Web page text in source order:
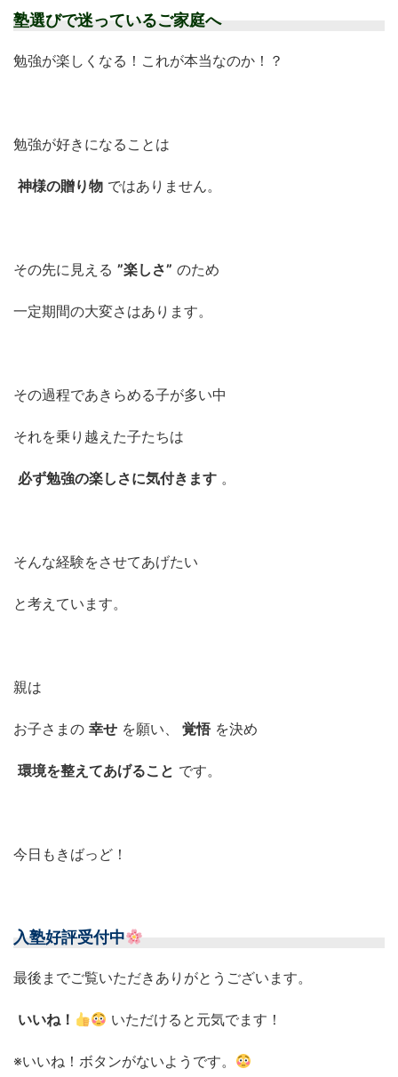
塾選びで迷っているご家庭へ
勉強が楽しくなる！これが本当なのか！？
勉強が好きになることは
神様の贈り物 ではありません。
その先に見える ”楽しさ” のため
一定期間の大変さはあります。
その過程であきらめる子が多い中
それを乗り越えた子たちは
必ず勉強の楽しさに気付きます 。
そんな経験をさせてあげたい
と考えています。
親は
お子さまの 幸せ を願い、 覚悟 を決め
環境を整えてあげること です。
今日もきばっど！
入塾好評受付中
最後までご覧いただきありがとうございます。
いいね！ いただけると元気でます！
※いいね！ボタンがないようです。